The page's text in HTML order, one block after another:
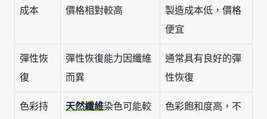
成本 價格相對較高
製造成本低，價格
便宜
彈性恢
復
彈性恢復能力因纖維
而異
通常具有良好的彈
性恢復
色彩持
天然纖維染色可能較
色彩飽和度高，不